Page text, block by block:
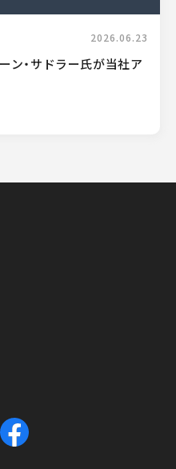
2026.06.23
・サドラー氏が当社ア